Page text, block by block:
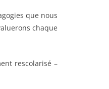
que nous
chaque
rescolarisé –